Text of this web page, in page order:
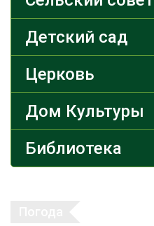
Детский сад
Церковь
Дом Культуры
Библиотека